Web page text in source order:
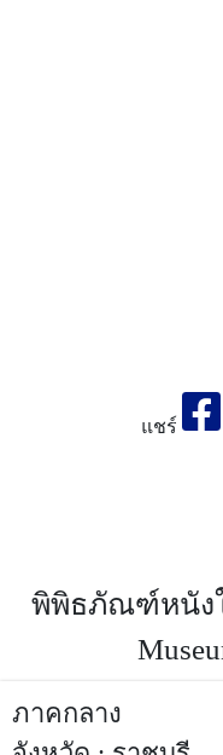
แชร์
พิพิธภัณฑ์หนัง
ภาคกลาง